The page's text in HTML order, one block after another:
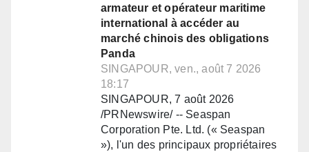
armateur et opérateur maritime
international à accéder au
marché chinois des obligations
Panda
SINGAPOUR, ven., août 7 2026
18:17
SINGAPOUR, 7 août 2026
/PRNewswire/ -- Seaspan
Corporation Pte. Ltd. (« Seaspan
»), l'un des principaux propriétaires